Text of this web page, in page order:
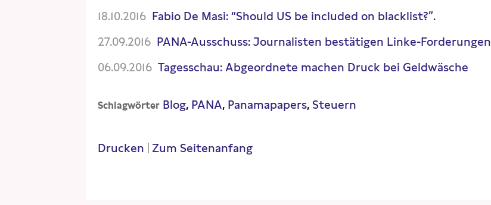
18.10.2016 Fabio De Masi: “Should US be included on blacklist?”.
27.09.2016 PANA-Ausschuss: Journalisten bestätigen Linke-Forderungen
06.09.2016 Tagesschau: Abgeordnete machen Druck bei Geldwäsche
Schlagwörter Blog PANA Panamapapers Steuern
Drucken Zum Seitenanfang